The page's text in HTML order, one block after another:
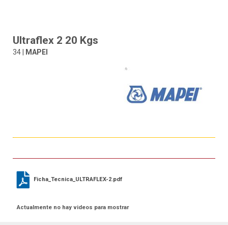
Ultraflex 2 20 Kgs
34 | MAPEI
Ficha_Tecnica_ULTRAFLEX-2.pdf
Actualmente no hay videos para mostrar